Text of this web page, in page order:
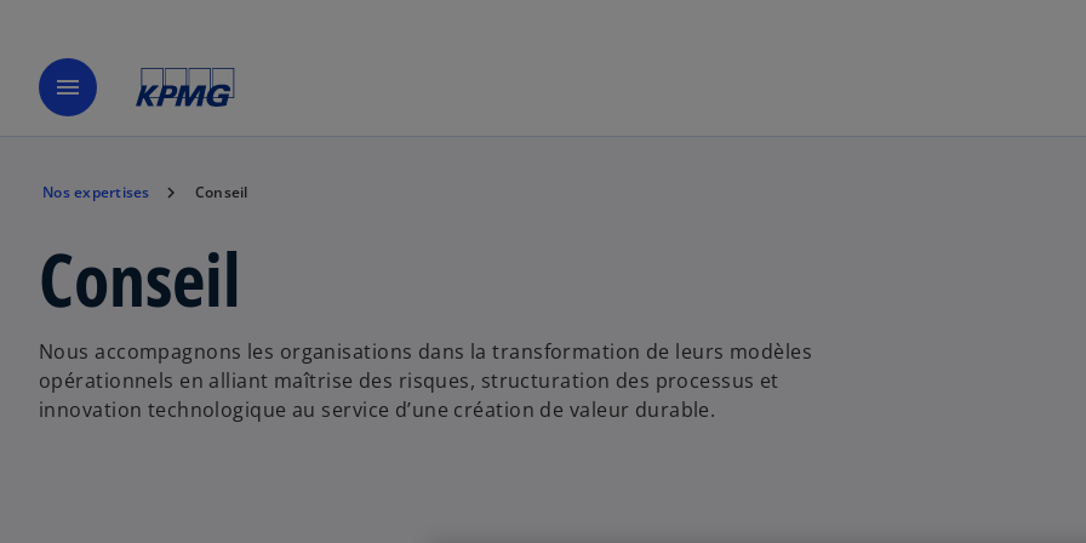
menu
Nos expertises Conseil
Conseil
Nous accompagnons les organisations dans la transformation de leurs modèles
opérationnels en alliant maîtrise des risques, structuration des processus et
innovation technologique au service d’une création de valeur durable.